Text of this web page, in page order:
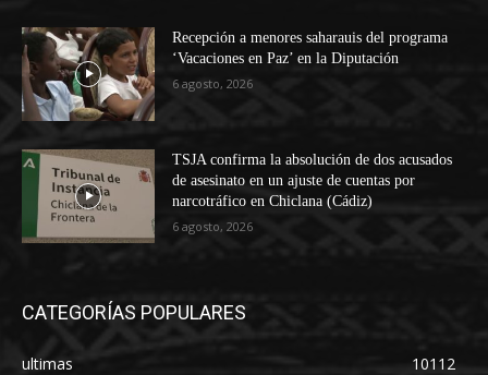
Recepción a menores saharauis del programa
‘Vacaciones en Paz’ en la Diputación
6 agosto, 2026
TSJA confirma la absolución de dos acusados
de asesinato en un ajuste de cuentas por
narcotráfico en Chiclana (Cádiz)
6 agosto, 2026
CATEGORÍAS POPULARES
ultimas
10112